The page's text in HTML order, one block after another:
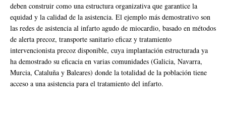
deben construir como una estructura organizativa que garantice la
equidad y la calidad de la asistencia. El ejemplo más demostrativo son
las redes de asistencia al infarto agudo de miocardio, basado en métodos
de alerta precoz, transporte sanitario eficaz y tratamiento
intervencionista precoz disponible, cuya implantación estructurada ya
ha demostrado su eficacia en varias comunidades (Galicia, Navarra,
Murcia, Cataluña y Baleares) donde la totalidad de la población tiene
acceso a una asistencia para el tratamiento del infarto.